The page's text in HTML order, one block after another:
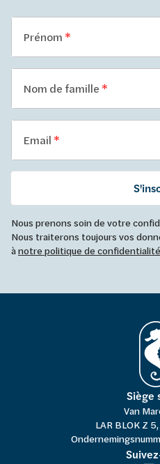
Prénom
Nom de famille
Email
Nous prenons soin de votre
Nous traiterons toujours vos
ànotre politique de confidentialité
Siège
Van
LAR BLOK Z